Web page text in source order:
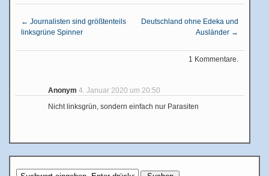
← Journalisten sind größtenteils
linksgrüne Spinner
Deutschland ohne Edeka und
Ausländer →
1 Kommentare.
Anonym 4. Januar 2020 um 20:50
Nicht linksgrün, sondern einfach nur Parasiten